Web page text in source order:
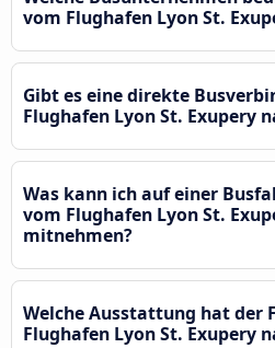
vom Flughafen Lyon St.
Gibt es eine direkte
Flughafen Lyon St. Exupery
Was kann ich auf einer
vom Flughafen Lyon St.
mitnehmen?
Welche Ausstattung hat der
Flughafen Lyon St. Exupery